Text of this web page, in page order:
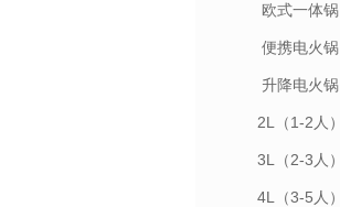
欧式一体锅
便携电火锅
升降电火锅
2L（1-2人）
3L（2-3人）
4L（3-5人）